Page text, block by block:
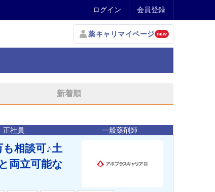
ログイン 会員登録
薬キャリマイページ new
新着順
正社員 一般薬剤師
相談可♪土
両立可能な